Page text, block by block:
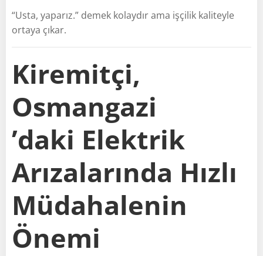
“Usta, yaparız.” demek kolaydır ama işçilik kaliteyle
ortaya çıkar.
Kiremitçi,
Osmangazi
’daki Elektrik
Arızalarında Hızlı
Müdahalenin
Önemi